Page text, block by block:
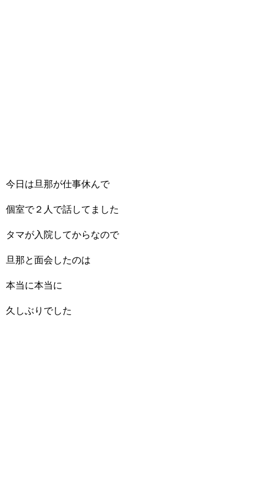
今日は旦那が仕事休んで
個室で２人で話してました
タマが入院してからなので
旦那と面会したのは
本当に本当に
久しぶりでした